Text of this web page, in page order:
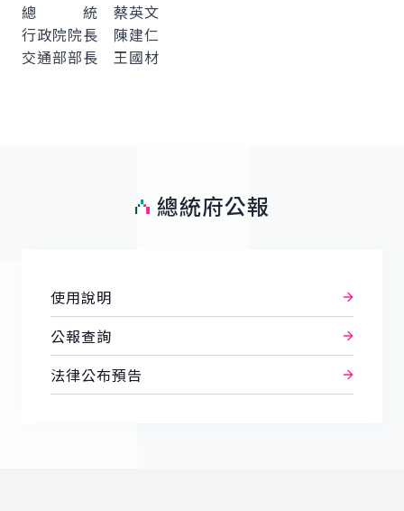
總 統 蔡英文
行政院院長 陳建仁
交通部部長 王國材
總統府公報
使用說明
公報查詢
法律公布預告